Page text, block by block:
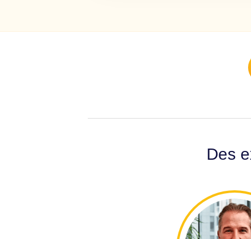
Des